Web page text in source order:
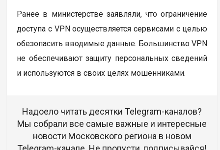
Ранее в министерстве заявляли, что ограничение
доступа с VPN осуществляется сервисами с целью
обезопасить вводимые данные. Большинство VPN
не обеспечивают защиту персональных сведений
и используются в своих целях мошенниками.
Надоело читать десятки Telegram-каналов?
Мы собрали все самые важные и интересные
новости Московского региона в новом